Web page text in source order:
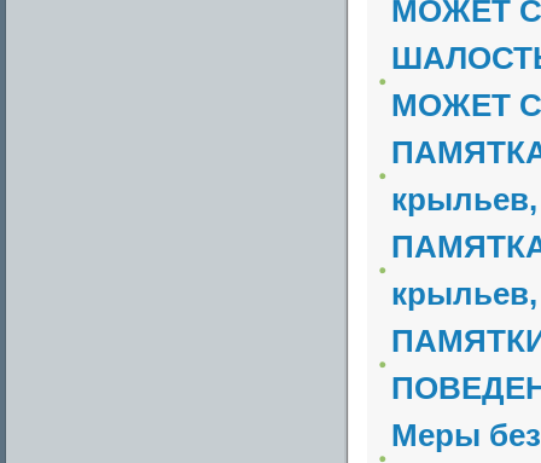
МОЖЕТ
МОЖЕТ
ПАМЯТКА
крыльев,
ПАМЯТКА
крыльев,
Меры